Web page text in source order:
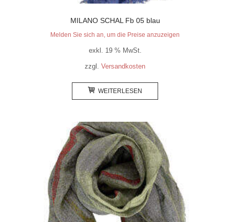
MILANO SCHAL Fb 05 blau
Melden Sie sich an, um die Preise anzuzeigen
exkl. 19 % MwSt.
zzgl. Versandkosten
WEITERLESEN